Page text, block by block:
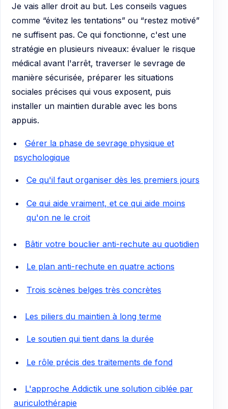
Je vais aller droit au but. Les conseils vagues
comme “évitez les tentations” ou “restez motivé”
ne suffisent pas. Ce qui fonctionne, c'est une
stratégie en plusieurs niveaux: évaluer le risque
médical avant l'arrêt, traverser le sevrage de
manière sécurisée, préparer les situations
sociales précises qui vous exposent, puis
installer un maintien durable avec les bons
appuis.
Gérer la phase de sevrage physique et
psychologique
Ce qu'il faut organiser dès les premiers jours
Ce qui aide vraiment, et ce qui aide moins
qu'on ne le croit
Bâtir votre bouclier anti-rechute au quotidien
Le plan anti-rechute en quatre actions
Trois scènes belges très concrètes
Les piliers du maintien à long terme
Le soutien qui tient dans la durée
Le rôle précis des traitements de fond
L'approche Addictik une solution ciblée par
auriculothérapie